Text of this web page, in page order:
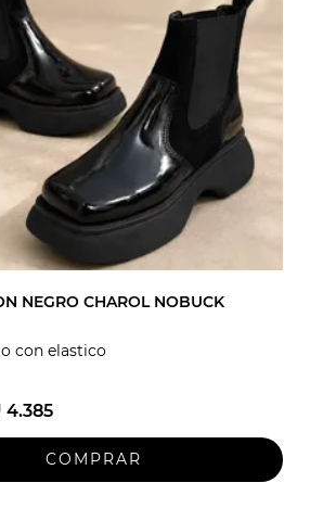
NEGRO CHAROL NOBUCK
con elastico
4.385